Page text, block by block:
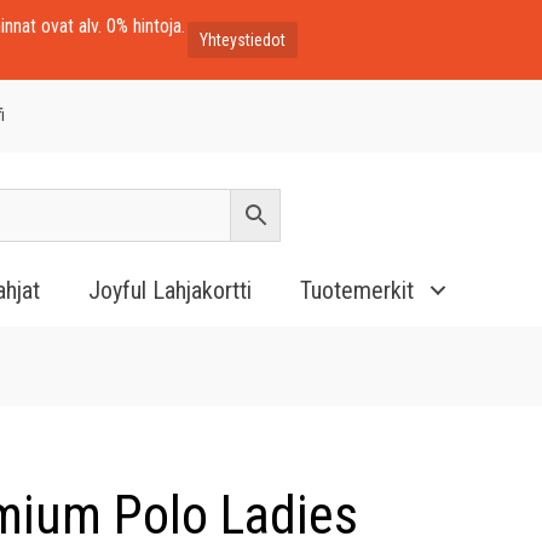
ovat alv. 0% hintoja.
Yhteystiedot
Joyful Lahjakortti Tuotemerkit
Polo Ladies